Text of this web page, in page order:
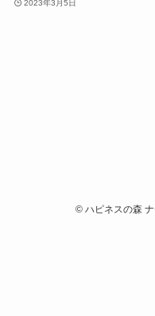
2023年3月5日
© ハピネスの森